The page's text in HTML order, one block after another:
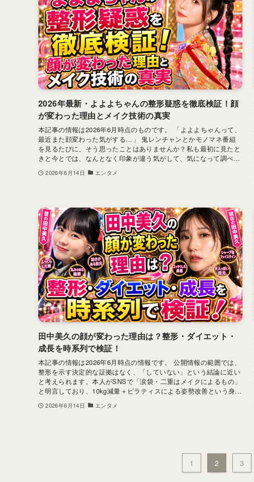
2026年最新・よよよちゃんの整形疑惑を徹底検証！顔
が変わった理由とメイク技術の真実
本記事の情報は2026年6月時点のものです。 「よよよちゃんって、
最近また顔変わった気がする…」 鬼レンチャンとかモノマネ番組
を見るたびに、そう思ったことはありませんか？私も最初に見たと
きと今とでは、なんとなく印象が違う気がして、気になって調べ...
2026年6月14日 エンタメ
田中美久の顔が変わった理由は？整形・ダイエット・
成長を時系列で検証！
本記事の情報は2026年6月時点の情報です。 公開情報の範囲では、
整形を示す決定的な証拠はなく、「していない」という結論に近い
と考えられます。本人がSNSで「涙袋・二重はメイクによるもの」
と明言しており、10kg減量＋ピラティスによる姿勢改善という身...
2026年6月14日 エンタメ
1 2 3